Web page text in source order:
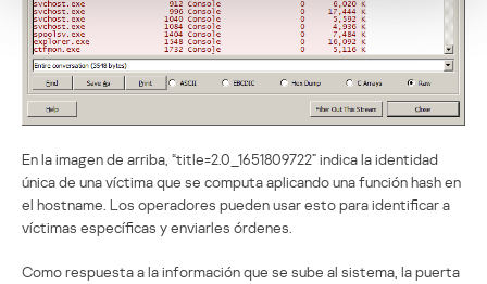
En la imagen de arriba, “title=2.0_1651809722” indica la identidad
única de una víctima que se computa aplicando una función hash en
el hostname. Los operadores pueden usar esto para identificar a
víctimas específicas y enviarles órdenes.
Como respuesta a la información que se sube al sistema, la puerta